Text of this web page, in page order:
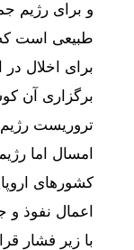
و برای رژیم
طبیعی است که
برای اخلال در
برگزاری آن
تروریست
امسال اما
کشورهای
اعمال نفوذ و
با زیر فشار